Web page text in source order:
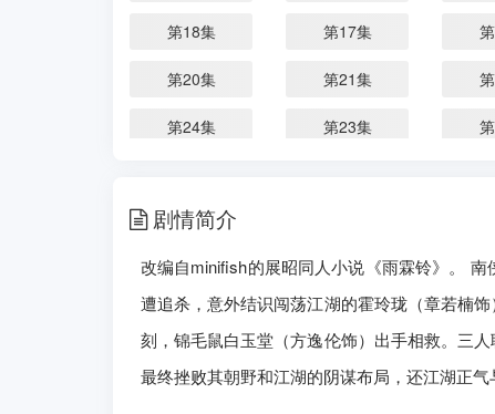
第18集 第17集
第20集 第21集
第24集 第23集
第29集
第31集 第32集
第37集
剧情简介
改编自minifish的展昭同人小说《雨霖铃》。
遭追杀，意外结识闯荡江湖的霍玲珑（章若楠
刻，锦毛鼠白玉堂（方逸伦饰）出手相救。三
最终挫败其朝野和江湖的阴谋布局，还江湖正气